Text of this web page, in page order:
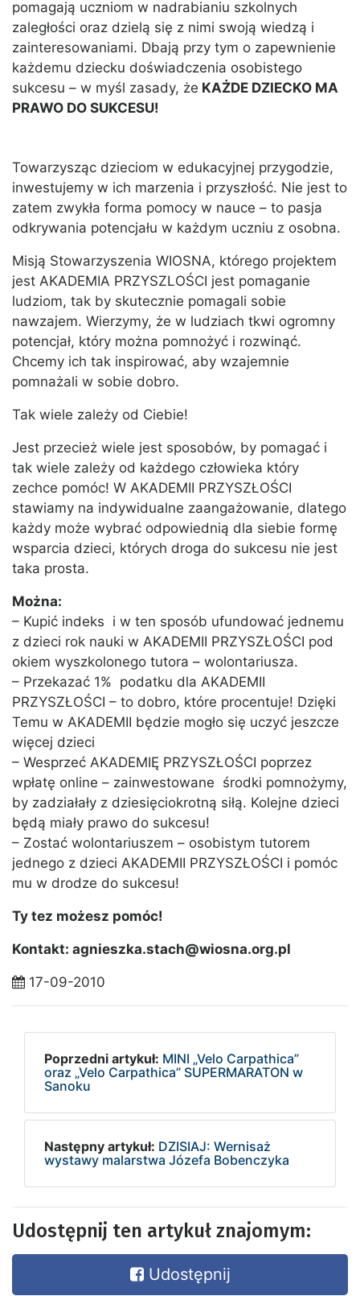
pomagają uczniom w nadrabianiu szkolnych
zaległości oraz dzielą się z nimi swoją wiedzą i
zainteresowaniami. Dbają przy tym o zapewnienie
każdemu dziecku doświadczenia osobistego
sukcesu – w myśl zasady, że KAŻDE DZIECKO MA
PRAWO DO SUKCESU!
Towarzysząc dzieciom w edukacyjnej przygodzie,
inwestujemy w ich marzenia i przyszłość. Nie jest to
zatem zwykła forma pomocy w nauce – to pasja
odkrywania potencjału w każdym uczniu z osobna.
Misją Stowarzyszenia WIOSNA, którego projektem
jest AKADEMIA PRZYSZLOŚCI jest pomaganie
ludziom, tak by skutecznie pomagali sobie
nawzajem. Wierzymy, że w ludziach tkwi ogromny
potencjał, który można pomnożyć i rozwinąć.
Chcemy ich tak inspirować, aby wzajemnie
pomnażali w sobie dobro.
Tak wiele zależy od Ciebie!
Jest przecież wiele jest sposobów, by pomagać i
tak wiele zależy od każdego człowieka który
zechce pomóc! W AKADEMII PRZYSZŁOŚCI
stawiamy na indywidualne zaangażowanie, dlatego
każdy może wybrać odpowiednią dla siebie formę
wsparcia dzieci, których droga do sukcesu nie jest
taka prosta.
Można:
– Kupić indeks i w ten sposób ufundować jednemu
z dzieci rok nauki w AKADEMII PRZYSZŁOŚCI pod
okiem wyszkolonego tutora – wolontariusza.
– Przekazać 1% podatku dla AKADEMII
PRZYSZŁOŚCI – to dobro, które procentuje! Dzięki
Temu w AKADEMII będzie mogło się uczyć jeszcze
więcej dzieci
– Wesprzeć AKADEMIĘ PRZYSZŁOŚCI poprzez
wpłatę online – zainwestowane środki pomnożymy,
by zadziałały z dziesięciokrotną siłą. Kolejne dzieci
będą miały prawo do sukcesu!
– Zostać wolontariuszem – osobistym tutorem
jednego z dzieci AKADEMII PRZYSZŁOŚCI i pomóc
mu w drodze do sukcesu!
Ty tez możesz pomóc!
Kontakt: agnieszka.stach@wiosna.org.pl
17-09-2010
Poprzedni artykuł: MINI „Velo Carpathica”
oraz „Velo Carpathica” SUPERMARATON w
Sanoku
Następny artykuł: DZISIAJ: Wernisaż
wystawy malarstwa Józefa Bobenczyka
Udostępnij ten artykuł znajomym:
Udostępnij